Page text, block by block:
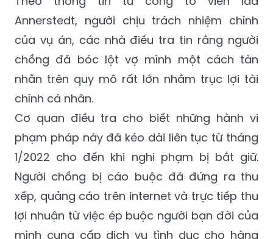
của vụ án, các nhà điều tra tin rằng người
chồng đã bóc lột vợ mình một cách tàn
nhẫn trên quy mô rất lớn nhằm trục lợi tài
chính cá nhân.
Cơ quan điều tra cho biết những hành vi
phạm pháp này đã kéo dài liên tục từ tháng
1/2022 cho đến khi nghi phạm bị bắt giữ.
Người chồng bị cáo buộc đã đứng ra thu
xếp, quảng cáo trên internet và trực tiếp thu
lợi nhuận từ việc ép buộc người bạn đời của
mình cung cấp dịch vụ tình dục cho hàng
loạt người lạ.